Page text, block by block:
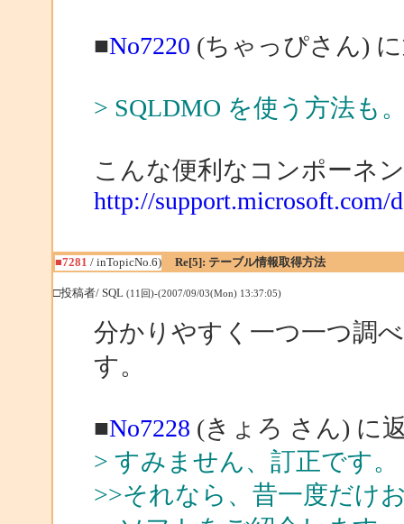
■No7220 (ちゃっぴさん)
> SQLDMO を使う方法も
こんな便利なコンポーネ
http://support.microsoft.com/
■7281 / inTopicNo.6) Re[5]: テーブル情報取得方法
□投稿者/ SQL (11回)-(2007/09/03(Mon) 13:37:05)
分かりやすく一つ一つ調
す。
■No7228 (きょろ さん) に
> すみません、訂正です。
>>それなら、昔一度だけ